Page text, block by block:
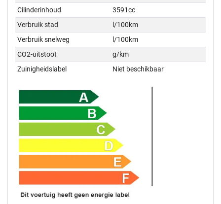
Cilinderinhoud
3591cc
Verbruik stad
l/100km
Verbruik snelweg
l/100km
CO2-uitstoot
g/km
Zuinigheidslabel
Niet beschikbaar